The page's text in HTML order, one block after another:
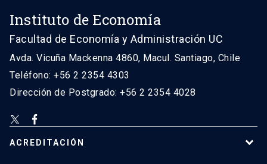
Instituto de Economía
Facultad de Economía y Administración UC
Avda. Vicuña Mackenna 4860, Macul. Santiago, Chile
Teléfono: +56 2 2354 4303
Dirección de Postgrado: +56 2 2354 4028
ACREDITACIÓN